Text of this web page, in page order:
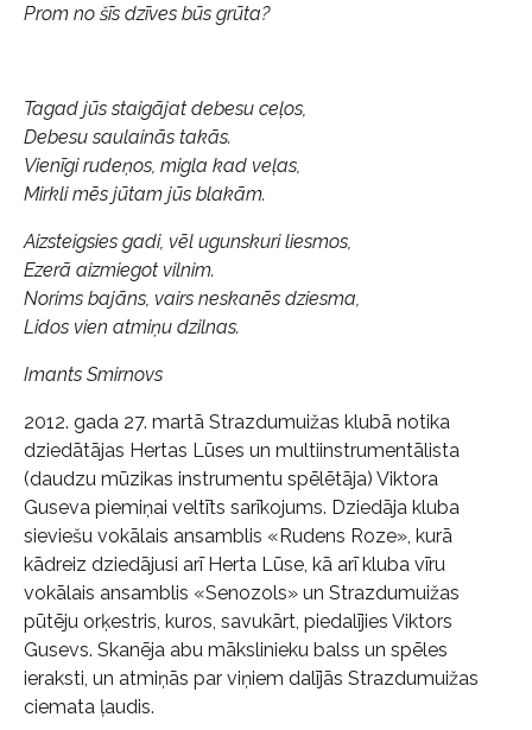
Prom no šīs dzīves būs grūta?
Tagad jūs staigājat debesu ceļos,
Debesu saulainās takās.
Vienīgi rudeņos, migla kad veļas,
Mirkli mēs jūtam jūs blakām.
Aizsteigsies gadi, vēl ugunskuri liesmos,
Ezerā aizmiegot vilnim.
Norims bajāns, vairs neskanēs dziesma,
Lidos vien atmiņu dzilnas.
Imants Smirnovs
2012. gada 27. martā Strazdumuižas klubā notika
dziedātājas Hertas Lūses un multiinstrumentālista
(daudzu mūzikas instrumentu spēlētāja) Viktora
Guseva piemiņai veltīts sarīkojums. Dziedāja kluba
sieviešu vokālais ansamblis «Rudens Roze», kurā
kādreiz dziedājusi arī Herta Lūse, kā arī kluba vīru
vokālais ansamblis «Senozols» un Strazdumuižas
pūtēju orķestris, kuros, savukārt, piedalījies Viktors
Gusevs. Skanēja abu mākslinieku balss un spēles
ieraksti, un atmiņās par viņiem dalījās Strazdumuižas
ciemata ļaudis.